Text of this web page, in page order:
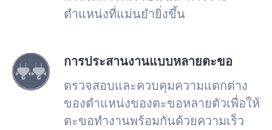
ตำแหน่งที่แม่นยำยิ่งขึ้น
การประสานงานแบบหลายตะขอ
ตรวจสอบและควบคุมความแตกต่าง
ของตำแหน่งของตะขอหลายตัวเพื่อให้
ตะขอทำงานพร้อมกันด้วยความเร็ว